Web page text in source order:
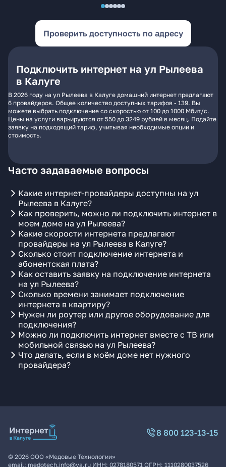
Проверить доступность по адресу
Подключить интернет на ул Рылеева
в Калуге
В 2026 году на ул Рылеева в Калуге домашний интернет предлагают
6 провайдеров. Общее количество доступных тарифов - 139. Вы
можете выбрать подключение со скоростью от 100 до 1000 Мбит/с.
Цены на услуги варьируются от 550 до 3249 рублей в месяц. Подайте
заявку на подходящий тариф, учитывая необходимые опции и
стоимость.
Часто задаваемые вопросы
Какие интернет-провайдеры доступны на ул
Рылеева в Калуге?
Как проверить, можно ли подключить интернет в
моем доме на ул Рылеева?
Какие скорости интернета предлагают
провайдеры на ул Рылеева в Калуге?
Сколько стоит подключение интернета и
абонентская плата?
Как оставить заявку на подключение интернета
на ул Рылеева?
Сколько времени занимает подключение
интернета в квартиру?
Нужен ли роутер или другое оборудование для
подключения?
Можно ли подключить интернет вместе с ТВ или
мобильной связью на ул Рылеева?
Что делать, если в моём доме нет нужного
провайдера?
8 800 123-13-15
© 2026 ООО «Медовые Технологии»
email: medotech.info@ya.ru ИНН: 0278180571 ОГРН: 1110280037526